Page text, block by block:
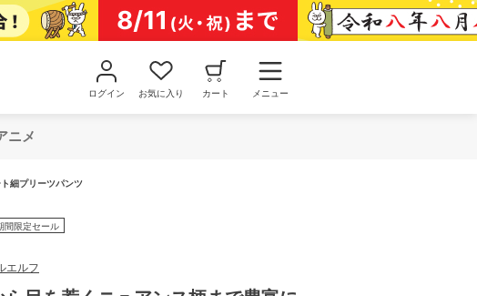
ログイン お気に入り カート メニュー
ニメ
細プリーツパンツ
間限定セール
エルフ